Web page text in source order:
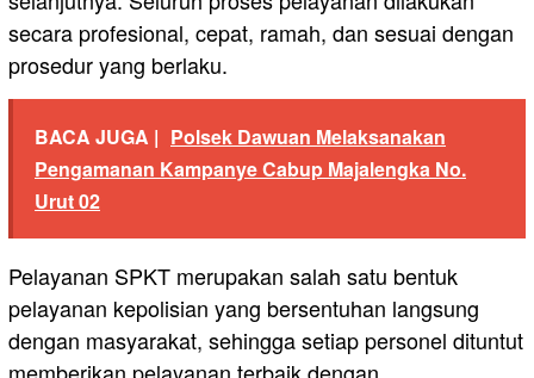
secara profesional, cepat, ramah, dan sesuai dengan
prosedur yang berlaku.
BACA JUGA | Polsek Dawuan Melaksanakan
Pengamanan Kampanye Cabup Majalengka No.
Urut 02
Pelayanan SPKT merupakan salah satu bentuk
pelayanan kepolisian yang bersentuhan langsung
dengan masyarakat, sehingga setiap personel dituntut